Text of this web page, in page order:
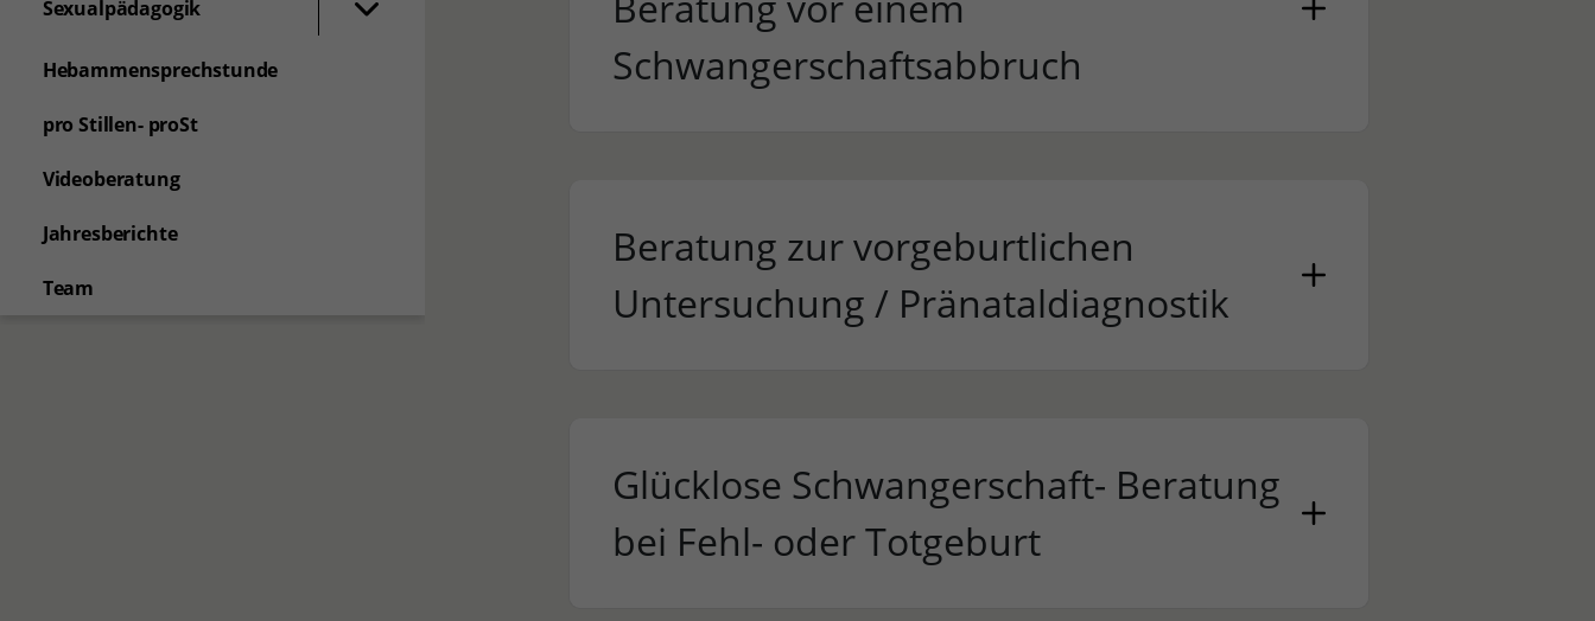
Sexualpädagogik
Hebammensprechstunde
pro Stillen- proSt
Videoberatung
Jahresberichte
Team
Schwangerschaftsabbruch
Beratung zur vorgeburtlichen
Untersuchung / Pränataldiagnostik
Glücklose Schwangerschaft- Beratung
bei Fehl- oder Totgeburt